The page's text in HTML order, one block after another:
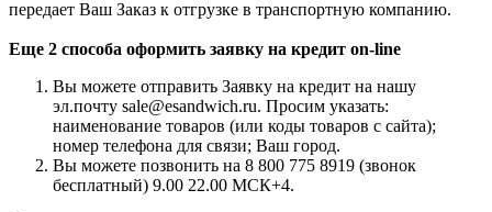
передает Ваш Заказ к отгрузке в транспортную компанию.
Еще 2 способа оформить заявку на кредит on-line
Вы можете отправить Заявку на кредит на нашу
эл.почту sale@esandwich.ru. Просим указать:
наименование товаров (или коды товаров с сайта);
номер телефона для связи; Ваш город.
Вы можете позвонить на 8 800 775 8919 (звонок
бесплатный) 9.00 22.00 МСК+4.